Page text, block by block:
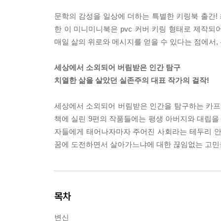
문학의 감성을 일상에 더하는 특별한 키링북 출
한 이 미니미니북은 pvc 커버 키링 형태로 제작되
매일 삶의 위로와 메시지를 얻을 수 있다는 점에서
세상에서 소외되어 버림받은 인간 탐구
치열한 삶을 살았던 실존주의 대표 작가의 걸작!
세상에서 소외되어 버림받은 인간을 탐구하는 카
책에 실린 9편의 작품들에는 평생 아버지와 대립
자들에게 태어나자마자 주어진 사회라는 테두리
꿈에 도전하면서 살아가느냐에 대한 끊임없는 고
목차
변신